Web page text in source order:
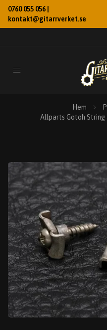
0760 055 056 |
kontakt@gitarrverket.se
Hem
Allparts Gotoh String